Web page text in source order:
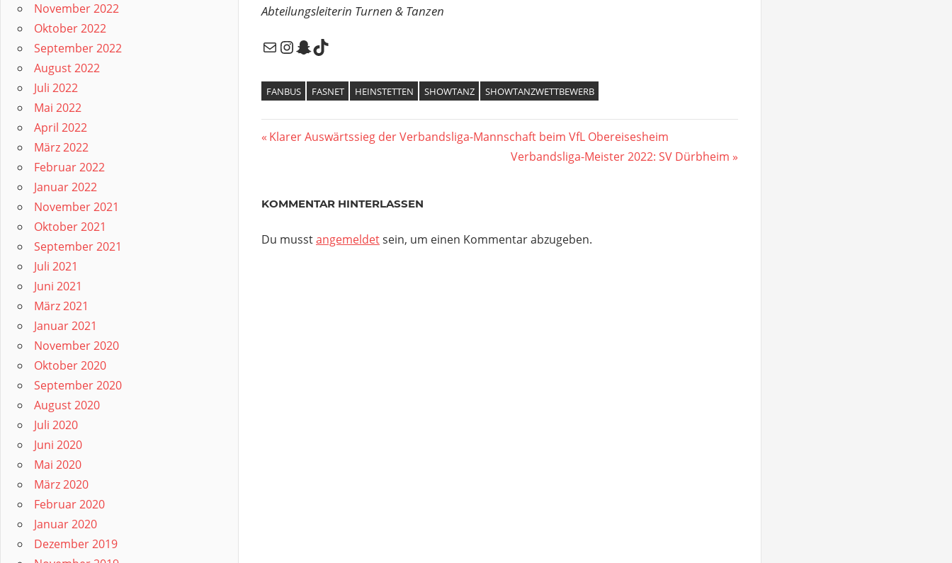
Abteilungsleiterin Turnen & Tanzen
E-MailInstagram
Snapchat
TikTok
FANBUS FASNET HEINSTETTEN SHOWTANZ SHOWTANZWETTBEWERB
Beitragsnavigation
Vorheriger
Klarer Auswärtssieg der Verbandsliga-Mannschaft beim VfL Obereisesheim
Nächster
Verbandsliga-Meister 2022: SV Dürbheim
KOMMENTAR HINTERLASSEN
Du musstangemeldetsein, um einen Kommentar abzugeben.
November 2022
Oktober 2022
September 2022
August 2022
Juli 2022
Mai 2022
April 2022
März 2022
Februar 2022
Januar 2022
November 2021
Oktober 2021
September 2021
Juli 2021
Juni 2021
März 2021
Januar 2021
November 2020
Oktober 2020
September 2020
August 2020
Juli 2020
Juni 2020
Mai 2020
März 2020
Februar 2020
Januar 2020
Dezember 2019